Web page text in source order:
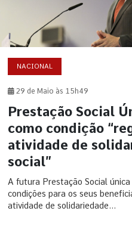
NACIONAL
29 de Maio às 15h49
Prestação Social
como condição
atividade de
social”
A futura Prestação Social
condições para os seus
atividade de solidariedade...